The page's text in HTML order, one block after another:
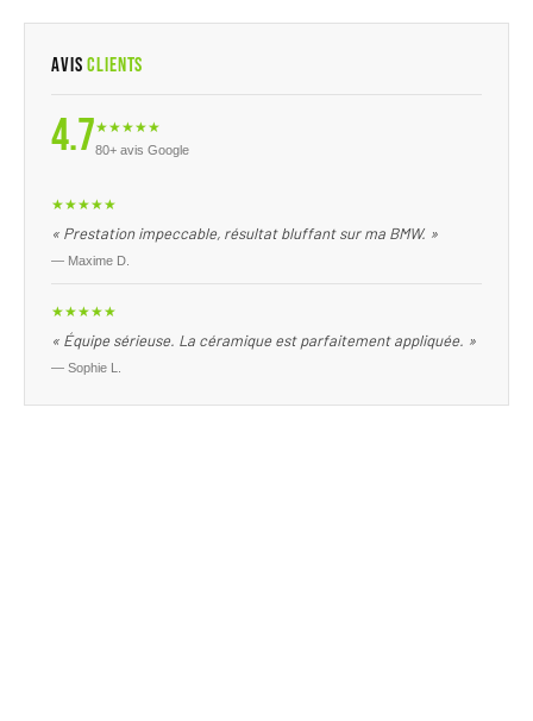
AvisClients
4.7★★★★★
80+ avis Google
★★★★★
« Prestation impeccable, résultat bluffant sur ma BMW. »
— Maxime D.
★★★★★
« Équipe sérieuse. La céramique est parfaitement appliquée. »
— Sophie L.